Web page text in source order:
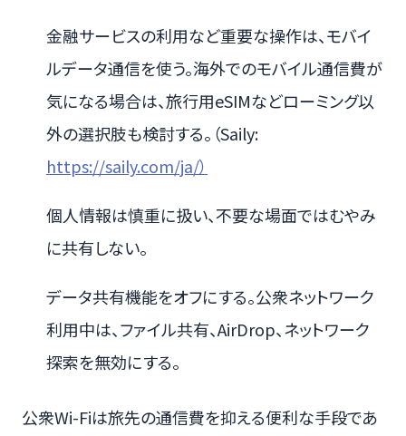
金融サービスの利用など重要な操作は、モバイ
ルデータ通信を使う。海外でのモバイル通信費が
気になる場合は、旅行用eSIMなどローミング以
外の選択肢も検討する。（Saily:
https://saily.com/ja/）
個人情報は慎重に扱い、不要な場面ではむやみ
に共有しない。
データ共有機能をオフにする。公衆ネットワーク
利用中は、ファイル共有、AirDrop、ネットワーク
探索を無効にする。
公衆Wi-Fiは旅先の通信費を抑える便利な手段であ